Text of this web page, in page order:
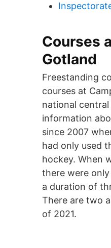
Courses
Gotland
Freestanding
courses at
national
information
since 2007
had only used
hockey. When
there were
a duration of
There are two
of 2021.